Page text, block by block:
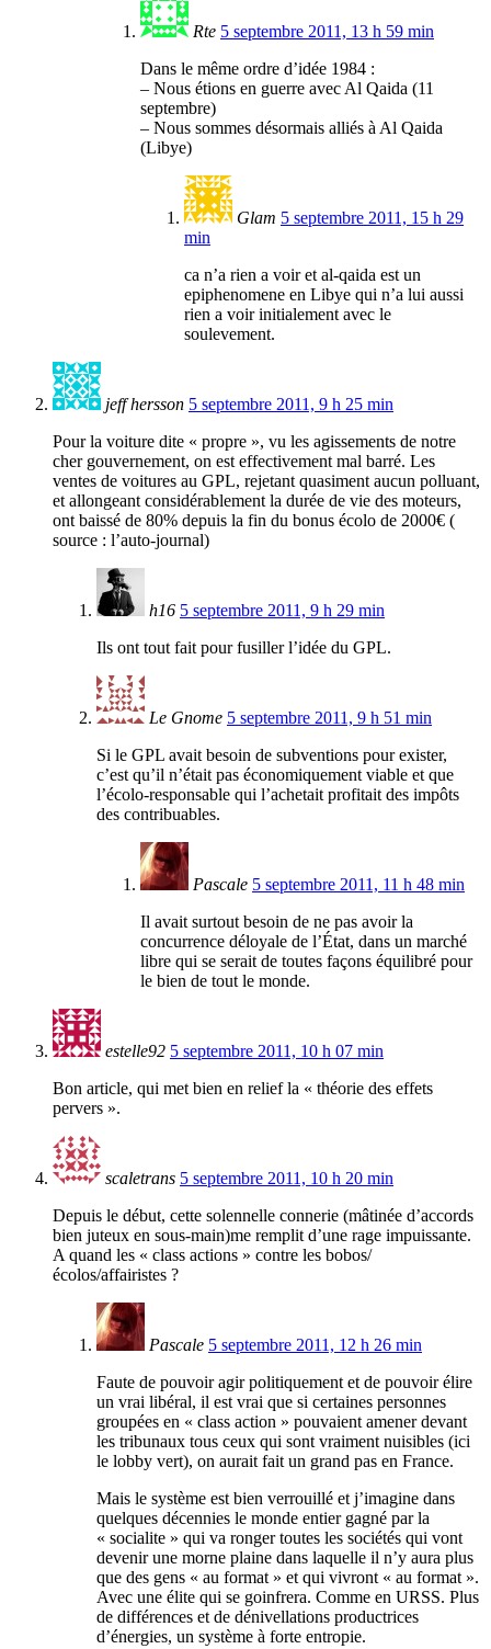
Rte 5 septembre 2011, 13 h 59 min
Dans le même ordre d’idée 1984 :
– Nous étions en guerre avec Al Qaida (11
septembre)
– Nous sommes désormais alliés à Al Qaida
(Libye)
Glam 5 septembre 2011, 15 h 29
min
ca n’a rien a voir et al-qaida est un
epiphenomene en Libye qui n’a lui aussi
rien a voir initialement avec le
soulevement.
jeff hersson 5 septembre 2011, 9 h 25 min
Pour la voiture dite « propre », vu les agissements de notre
cher gouvernement, on est effectivement mal barré. Les
ventes de voitures au GPL, rejetant quasiment aucun polluant,
et allongeant considérablement la durée de vie des moteurs,
ont baissé de 80% depuis la fin du bonus écolo de 2000€ (
source : l’auto-journal)
h16 5 septembre 2011, 9 h 29 min
Ils ont tout fait pour fusiller l’idée du GPL.
Le Gnome 5 septembre 2011, 9 h 51 min
Si le GPL avait besoin de subventions pour exister,
c’est qu’il n’était pas économiquement viable et que
l’écolo-responsable qui l’achetait profitait des impôts
des contribuables.
Pascale 5 septembre 2011, 11 h 48 min
Il avait surtout besoin de ne pas avoir la
concurrence déloyale de l’État, dans un marché
libre qui se serait de toutes façons équilibré pour
le bien de tout le monde.
estelle92 5 septembre 2011, 10 h 07 min
Bon article, qui met bien en relief la « théorie des effets
pervers ».
scaletrans 5 septembre 2011, 10 h 20 min
Depuis le début, cette solennelle connerie (mâtinée d’accords
bien juteux en sous-main)me remplit d’une rage impuissante.
A quand les « class actions » contre les bobos/
écolos/affairistes ?
Pascale 5 septembre 2011, 12 h 26 min
Faute de pouvoir agir politiquement et de pouvoir élire
un vrai libéral, il est vrai que si certaines personnes
groupées en « class action » pouvaient amener devant
les tribunaux tous ceux qui sont vraiment nuisibles (ici
le lobby vert), on aurait fait un grand pas en France.
Mais le système est bien verrouillé et j’imagine dans
quelques décennies le monde entier gagné par la
« socialite » qui va ronger toutes les sociétés qui vont
devenir une morne plaine dans laquelle il n’y aura plus
que des gens « au format » et qui vivront « au format ».
Avec une élite qui se goinfrera. Comme en URSS. Plus
de différences et de dénivellations productrices
d’énergies, un système à forte entropie.